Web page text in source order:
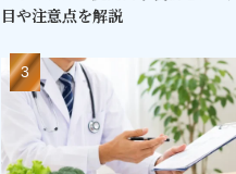
目や注意点を解説